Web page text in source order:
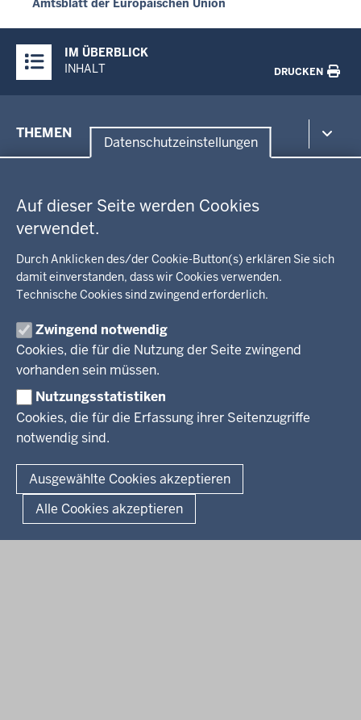
Datenschutzeinstellungen
Auf dieser Seite werden Cookies
verwendet.
Durch Anklicken des/der Cookie-Button(s) erklären Sie sich
damit einverstanden, dass wir Cookies verwenden.
Technische Cookies sind zwingend erforderlich.
Zwingend notwendig
Cookies, die für die Nutzung der Seite zwingend
vorhanden sein müssen.
Nutzungsstatistiken
Cookies, die für die Erfassung ihrer Seitenzugriffe
notwendig sind.
Ausgewählte Cookies akzeptieren
Alle Cookies akzeptieren
Amtsblatt der Europäischen Union
Inhalte
IM ÜBERBLICK
INHALT
DRUCKEN
der
THEMEN
Kommunalaufsicht, Planung, Verkehr
Energie, Bergbau
Recht, Ordnung
Integration, Migration
Behördenleitung
Regierungsbezirk
KARRIERE
Stellenausschreibungen
Pressestelle
Social Media
BEKANNTMACHUNGEN
Amtsblatt
© 2026 Bezirksregierung Arnsberg
Fußzeile
Impressum Datenschutz Barrierefreiheit
Kurzlink zu dieser Seite